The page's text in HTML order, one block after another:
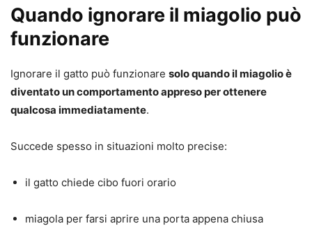
Quando ignorare il miagolio può
funzionare
Ignorare il gatto può funzionare solo quando il miagolio è
diventato un comportamento appreso per ottenere
qualcosa immediatamente.
Succede spesso in situazioni molto precise:
il gatto chiede cibo fuori orario
miagola per farsi aprire una porta appena chiusa